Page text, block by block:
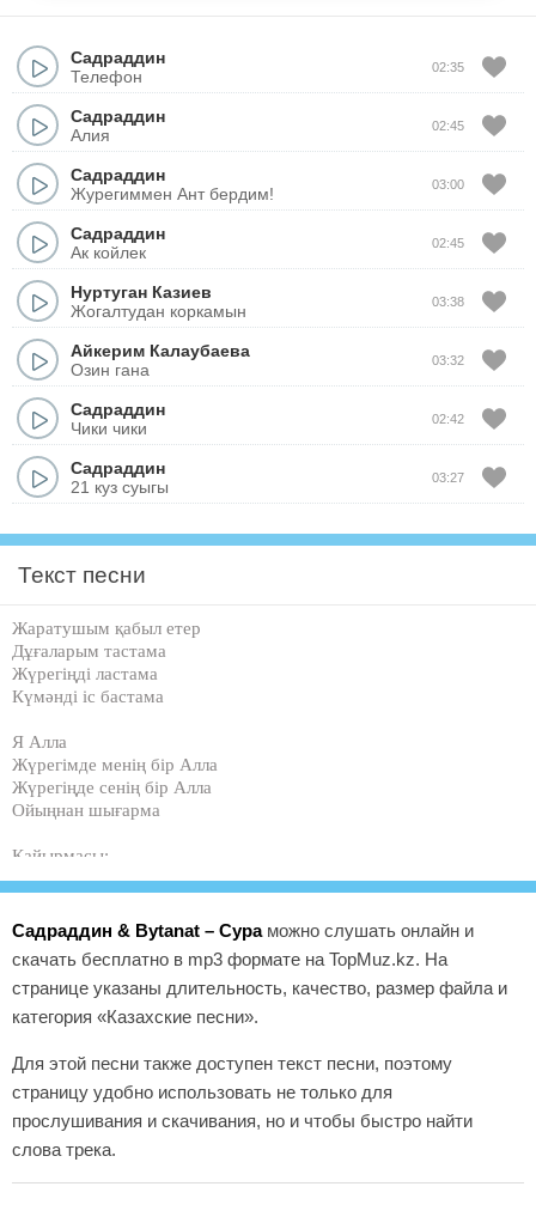
Садраддин
Телефон
02:35
Садраддин
Алия
02:45
Садраддин
Журегиммен Ант бердим!
03:00
Садраддин
Ак койлек
02:45
Нуртуган Казиев
Жогалтудан коркамын
03:38
Айкерим Калаубаева
Озин гана
03:32
Садраддин
Чики чики
02:42
Садраддин
21 куз суыгы
03:27
Текст песни
Жаратушым қабыл етер
Дұғаларым тастама
Жүрегіңді ластама
Күмәнді іс бастама
Я Алла
Жүрегімде менің бір Алла
Жүрегіңде сенің бір Алла
Ойыңнан шығарма
Қайырмасы:
Я Мухаммад Я Расул Алла
Сенде сұра бауырым бір Алладан
Жалғыз Алладан
Мейірімді Алладан…
Аманатым бауырым
Құр дүние тілеме
Тіле деніңнің саулығын
Күні-түні сағындым
Өзімнің ауылымды
Садраддин & Bytanat – Сураможно слушать онлайн и
скачать бесплатно в mp3 формате на TopMuz.kz. На
странице указаны длительность, качество, размер файла и
категория «Казахские песни».
Для этой песни также доступен текст песни, поэтому
страницу удобно использовать не только для
прослушивания и скачивания, но и чтобы быстро найти
слова трека.